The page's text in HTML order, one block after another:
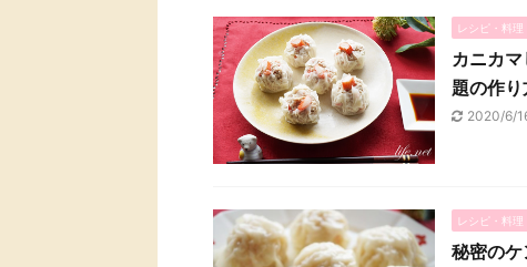
レシピ・料理
カニカ
題の作り
2020/6/
レシピ・料理
秘密の